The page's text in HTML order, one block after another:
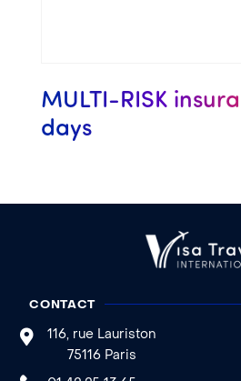
MULTI-RISK
days
CONTACT
116, rue Lauriston
75116 Paris